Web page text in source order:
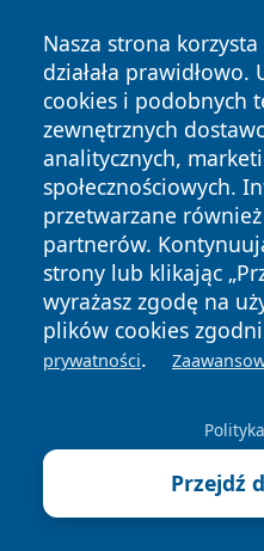
Nasza strona
działała
cookies i podobnych
zewnętrznych
analitycznych,
społecznościowych.
przetwarzane
partnerów.
strony lub klikając
wyrażasz zgodę na
plików cookies
prywatności.
Przejdź
Copyright © 2026
zastrzeżone.
Autorzy
Polityka